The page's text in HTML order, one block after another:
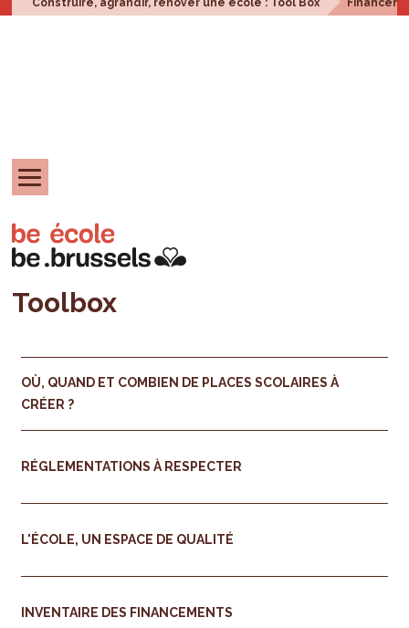
Construire, agrandir, rénover une école : Tool Box
Toolbox
OÙ, QUAND ET COMBIEN DE PLACES SCOLAIRES À
CRÉER ?
RÉGLEMENTATIONS À RESPECTER
L'ÉCOLE, UN ESPACE DE QUALITÉ
INVENTAIRE DES FINANCEMENTS